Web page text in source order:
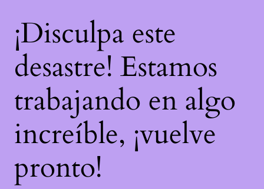
¡Disculpa este
desastre! Estamos
trabajando en algo
increíble, ¡vuelve
pronto!